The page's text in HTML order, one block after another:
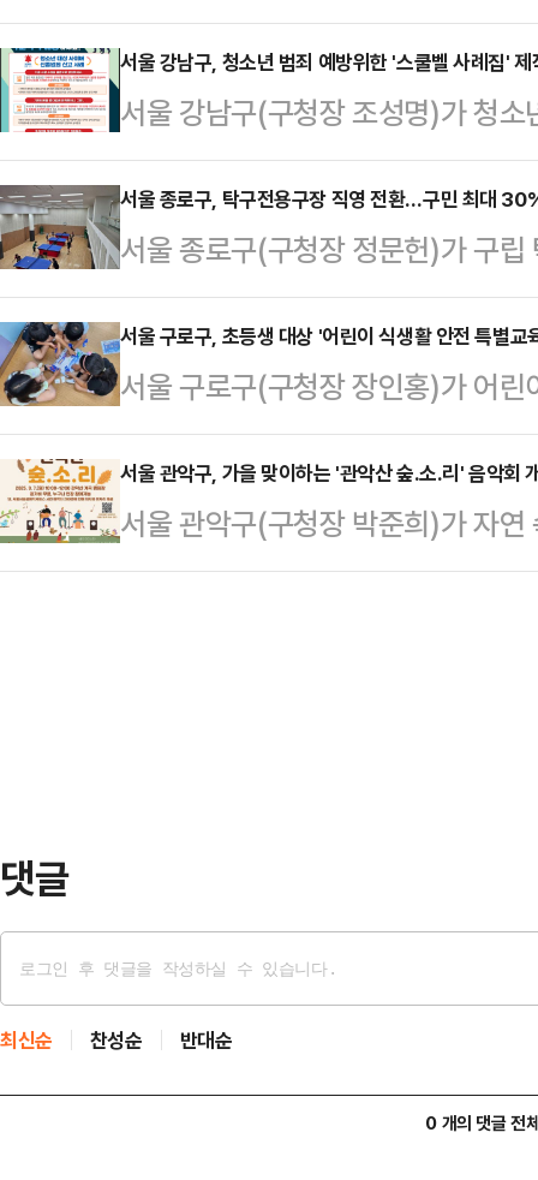
생을 모집한다고 21일 밝혔다. 특
카데미'도 마련돼 있어 전문가의 재
다.이번 프로그램은 취·창업을 준
상으로 한다. 정원은 165명이며,
페이지(AI내편중구)에서 할 수 있
비, 자격증 발급비용만 수강생이
구민들이 경…
서울 강남구, 청소년 범죄 예방위한 '스쿨벨 사례집' 제
서울 강남구(구청장 조성명)가 청
돕기 위해 '청소년 마약 등 범죄 피
중·고등학교 전 학급과 청소년시
교사와 학부모와 함께 이 자료의 활
예방 정보를 꾸준히 접하도록 할 계
사업으로 확보한 1000만원의 사업
지원청 등과 협력해 제작됐다. 최근
아니라 디…
서울 종로구, 탁구전용구장 직영 전환…구민 최대
서울 종로구(구청장 정문헌)가 구
지 활성화에 나선다고 20일 밝혔다
해 주민 중심 서비스와 시설 접근성
공공성과 편익을 대폭 강화할 계획
임을 구청이 직접 맡아 체계적이고
다.구청 직원이 상주하며 현장 운영
정산과 정기 점검, 시설 보수를 전
성을 높였다. 이를 통해…
서울 구로구, 초등생 대상 '어린이 식생활 안전 특별교
서울 구로구(구청장 장인홍)가 어
'2025년 어린이 식생활 안전 특별
에서 실시한다고 20일 밝혔다.구는
예방과 저염식 등 올바른 식생활 지
기 위해 이번 어린이 식생활 안전
서울 관악구, 가을 맞이하는 '관악산 숲.소.리' 음악회
서울 관악구(구청장 박준희)가 자
할 수 있도록 특별한 문화 프로그
댓글
최신순 찬성순 반대순
0 개의 댓글 전